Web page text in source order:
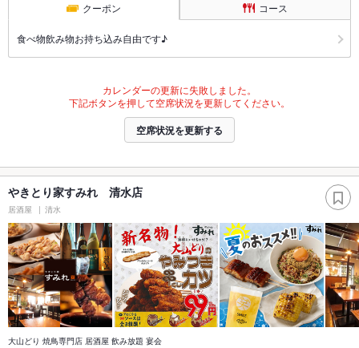
クーポン コース
食べ物飲み物お持ち込み自由です♪
カレンダーの更新に失敗しました。
下記ボタンを押して空席状況を更新してください。
空席状況を更新する
やきとり家すみれ 清水店
居酒屋 清水
大山どり 焼鳥専門店 居酒屋 飲み放題 宴会